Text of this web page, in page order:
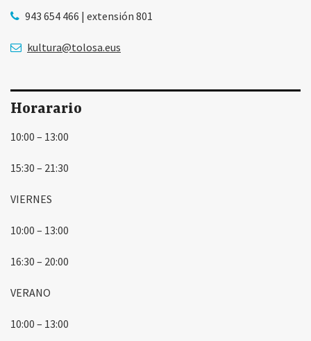
943 654 466 | extensión 801
kultura@tolosa.eus
Horarario
10:00 – 13:00
15:30 – 21:30
VIERNES
10:00 – 13:00
16:30 – 20:00
VERANO
10:00 – 13:00